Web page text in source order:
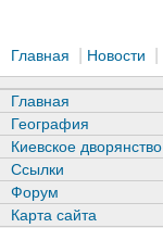
Главная Новости
Главная
География
Киевское дворянство
Ссылки
Форум
Карта сайта